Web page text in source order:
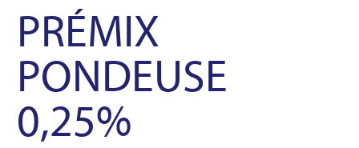
PRÉMIX
PONDEUSE
0,25%